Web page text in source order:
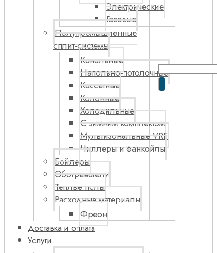
Электрические
Газовые
Полупромышленные
сплит-системы
Канальные
Напольно-потолочные
Кассетные
Колонные
Холодильные
С зимним комплектом
Мультизональные VRF
Чиллеры и фанкойлы
Бойлеры
Обогреватели
Теплые полы
Расходные материалы
Фреон
Доставка и оплата
Услуги